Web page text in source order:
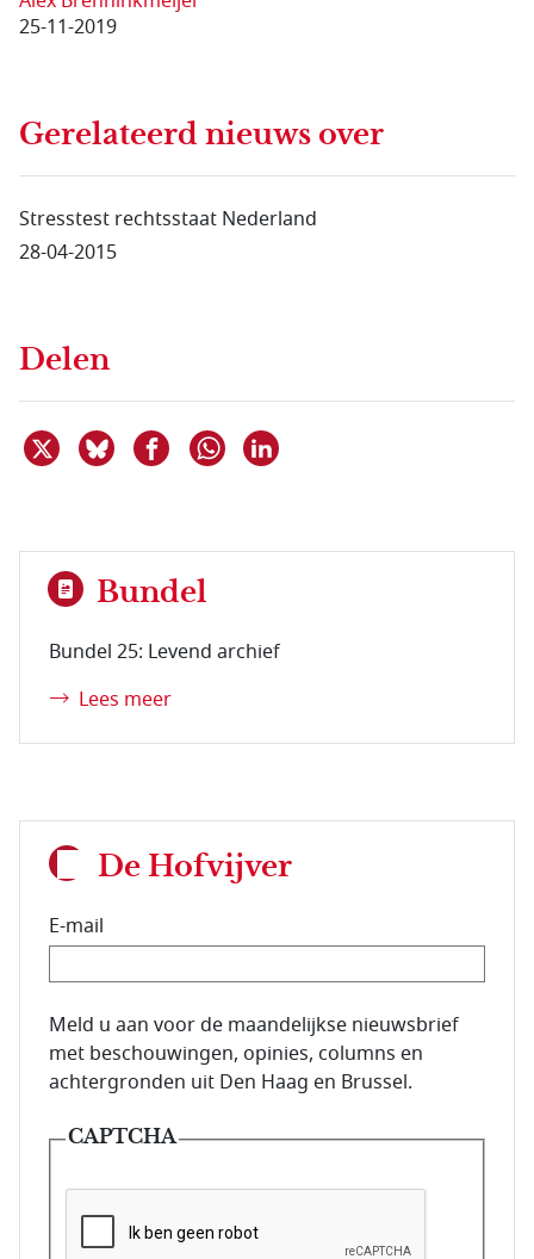
25-11-2019
Gerelateerd nieuws over
Stresstest rechtsstaat Nederland
28-04-2015
Delen
Deel dit item op X
Deel dit item op Bluesky
Deel dit item op Facebook
Delen via WhatsApp
Bundel
Bundel 25: Levend archief
Lees meer
De Hofvijver
E-mail
E-mailadres van de abonnee.
Meld u aan voor de maandelijkse nieuwsbrief
met beschouwingen, opinies, columns en
achtergronden uit Den Haag en Brussel.
CAPTCHA